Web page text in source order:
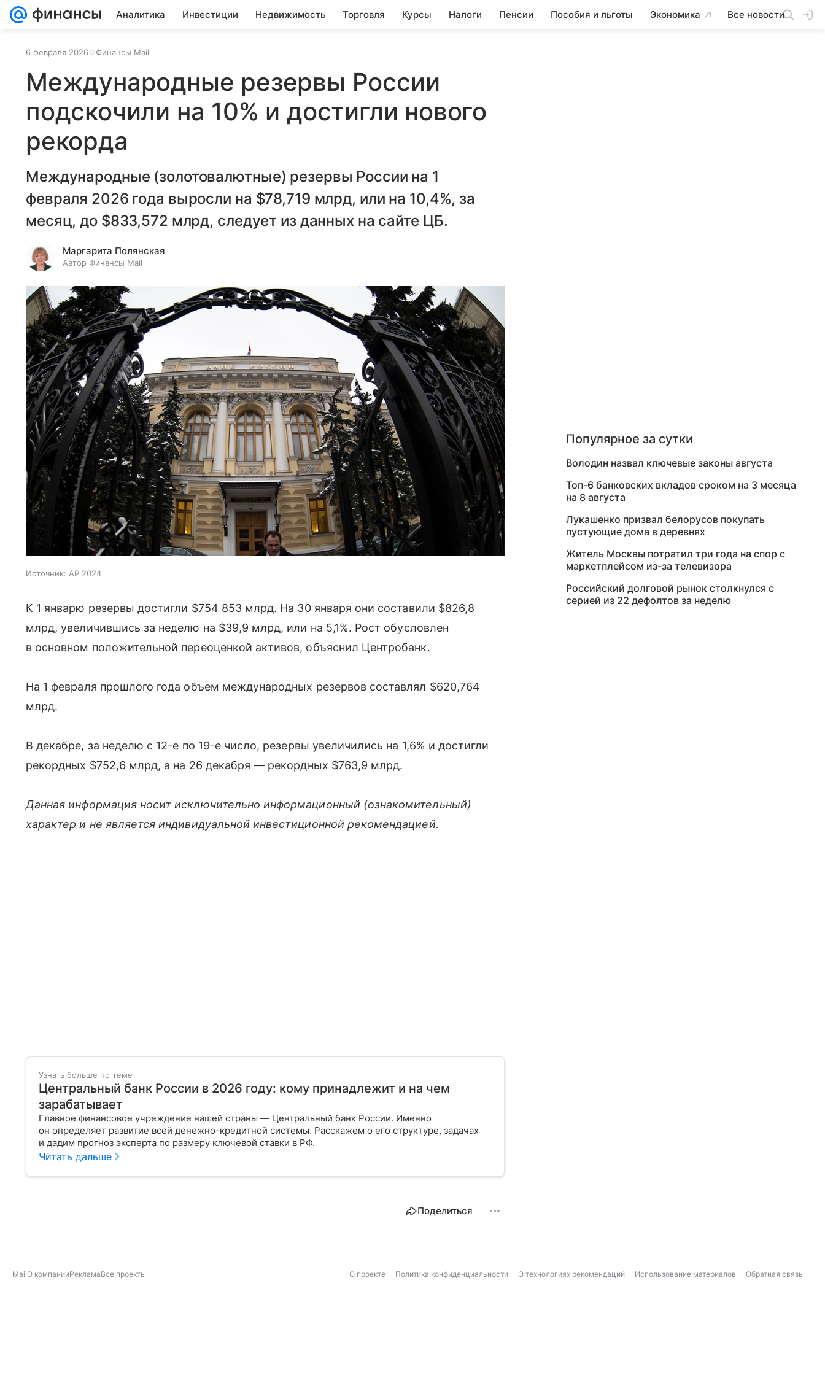
Аналитика Инвестиции Недвижимость Торговля Курсы Налоги Пенсии Пособия и льготы Экономика Все новости
6 февраля 2026 Финансы Mail
Международные резервы России
подскочили на 10% и достигли нового
рекорда
Международные (золотовалютные) резервы России на 1
февраля 2026 года выросли на $78,719 млрд, или на 10,4%, за
месяц, до $833,572 млрд, следует из данных на сайте ЦБ.
Маргарита Полянская
Автор Финансы Mail
Источник: AP 2024
К 1 январю резервы достигли $754 853 млрд. На 30 января они составили $826,8
млрд, увеличившись за неделю на $39,9 млрд, или на 5,1%. Рост обусловлен
в основном положительной переоценкой активов, объяснил Центробанк.
На 1 февраля прошлого года объем международных резервов составлял $620,764
млрд.
В декабре, за неделю с 12-е по 19-е число, резервы увеличились на 1,6% и достигли
рекордных $752,6 млрд, а на 26 декабря — рекордных $763,9 млрд.
Данная информация носит исключительно информационный (ознакомительный)
характер и не является индивидуальной инвестиционной рекомендацией.
Узнать больше по теме
Центральный банк России в 2026 году: кому принадлежит и на чем
зарабатывает
Главное финансовое учреждение нашей страны — Центральный банк России. Именно
он определяет развитие всей денежно-кредитной системы. Расскажем о его структуре, задачах
и дадим прогноз эксперта по размеру ключевой ставки в РФ.
Читать дальше
Поделиться
Популярное за сутки
Володин назвал ключевые законы августа
Топ-6 банковских вкладов сроком на 3 месяца
на 8 августа
Лукашенко призвал белорусов покупать
пустующие дома в деревнях
Житель Москвы потратил три года на спор с
маркетплейсом из-за телевизора
Российский долговой рынок столкнулся с
серией из 22 дефолтов за неделю
MailО компанииРекламаВсе проекты О проекте Политика конфиденциальности О технологиях рекомендаций Использование материалов Обратная связь